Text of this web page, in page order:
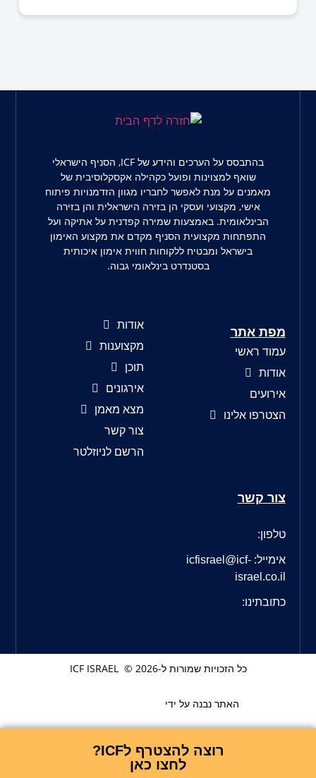
בהתבסס על הערכים והידע של ICF, הסניף הישראלי
שואף למצוינות ופועל כקהילה אקסקלוסיבית של
מאמנים על מנת לאפשר לחבריו מגוון הזדמנויות פיתוח
אישי, מקצועי ועסקי הן בזירה הישראלית והן בזירה
הבינלאומית. באמצעות שמירה קפדנית על אתיקה ועל
התפתחות מקצועית הסניף מקדם את מקצוע האימון
בישראל ומבטיח ללקוחות חווית אימון איכותית
בסטנדרט בינלאומי גבוה.
מפת אתר
עמוד ראשי
אודות
אירועים
הצטרפו אלינו
אודות
מקצוענות
תוכן
אירגונים
מצא מאמן
צור קשר
הרשם לניוזלטר
צור קשר
טלפון:
אימייל: icfisrael@icf-
israel.co.il
כתובתינו:
כל הזכויות שמורות ל-ICF ISRAEL © 2026
האתר נבנה על ידי
רוצה להצטרף לICF?
לחצו כאן